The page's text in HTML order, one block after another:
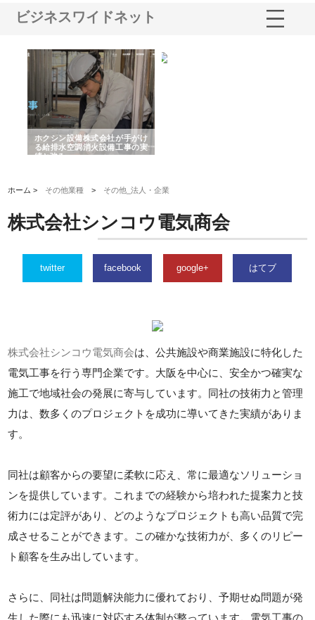
ビジネスワイドネット
ホクシン設備株式会社が手がけ
る給排水空調消火設備工事の実
績と強み
ホーム > その他業種 > その他_法人・企業
株式会社シンコウ電気商会
twitter facebook google+ はてブ
株式会社シンコウ電気商会は、公共施設や商業施設に特化した
電気工事を行う専門企業です。大阪を中心に、安全かつ確実な
施工で地域社会の発展に寄与しています。同社の技術力と管理
力は、数多くのプロジェクトを成功に導いてきた実績がありま
す。
同社は顧客からの要望に柔軟に応え、常に最適なソリューショ
ンを提供しています。これまでの経験から培われた提案力と技
術力には定評があり、どのようなプロジェクトも高い品質で完
成させることができます。この確かな技術力が、多くのリピー
ト顧客を生み出しています。
さらに、同社は問題解決能力に優れており、予期せぬ問題が発
生した際にも迅速に対応する体制が整っています。電気工事の